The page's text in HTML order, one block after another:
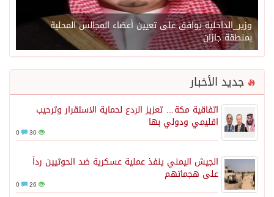
وزير_الداخلية يوافق على تعيين أعضاء المجالس المحلية
بمنطقة جازان
جديد الأخبار
اتفاقية مكة… تعزيز الردع لحماية الاستقرار وترحيب
اقليمي ودولي بها
30
الجيش اليمني ينفذ عملية عسكرية ضد الحوثيين رداً
على هجماتهم
26